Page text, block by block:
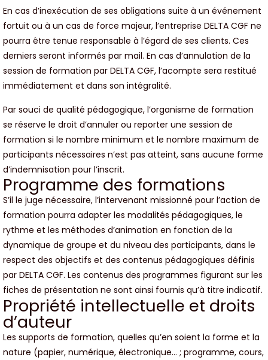
En cas d’inexécution de ses obligations suite à un événement
fortuit ou à un cas de force majeur, l’entreprise DELTA CGF ne
pourra être tenue responsable à l’égard de ses clients. Ces
derniers seront informés par mail. En cas d’annulation de la
session de formation par DELTA CGF, l’acompte sera restitué
immédiatement et dans son intégralité.
Par souci de qualité pédagogique, l’organisme de formation
se réserve le droit d’annuler ou reporter une session de
formation si le nombre minimum et le nombre maximum de
participants nécessaires n’est pas atteint, sans aucune forme
d’indemnisation pour l’inscrit.
Programme des formations
S’il le juge nécessaire, l’intervenant missionné pour l’action de
formation pourra adapter les modalités pédagogiques, le
rythme et les méthodes d’animation en fonction de la
dynamique de groupe et du niveau des participants, dans le
respect des objectifs et des contenus pédagogiques définis
par DELTA CGF. Les contenus des programmes figurant sur les
fiches de présentation ne sont ainsi fournis qu’à titre indicatif.
Propriété intellectuelle et droits
d’auteur
Les supports de formation, quelles qu’en soient la forme et la
nature (papier, numérique, électronique… ; programme, cours,